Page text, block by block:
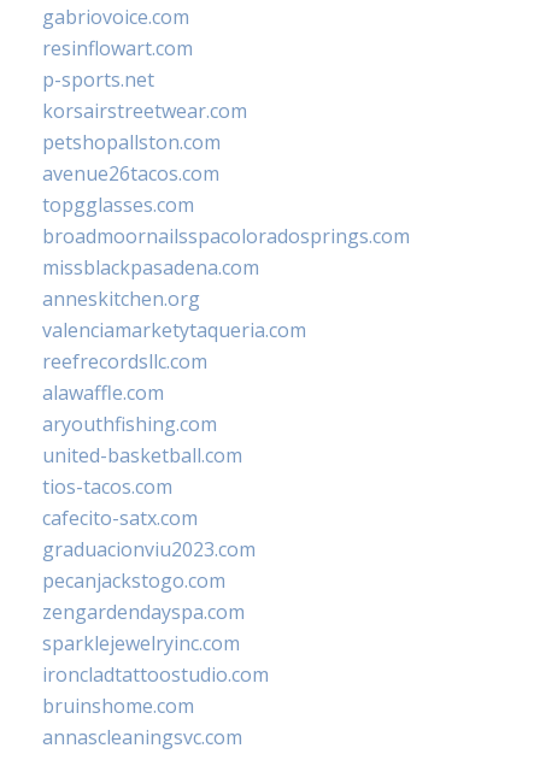
gabriovoice.com
resinflowart.com
p-sports.net
korsairstreetwear.com
petshopallston.com
avenue26tacos.com
topgglasses.com
broadmoornailsspacoloradosprings.com
missblackpasadena.com
anneskitchen.org
valenciamarketytaqueria.com
reefrecordsllc.com
alawaffle.com
aryouthfishing.com
united-basketball.com
tios-tacos.com
cafecito-satx.com
graduacionviu2023.com
pecanjackstogo.com
zengardendayspa.com
sparklejewelryinc.com
ironcladtattoostudio.com
bruinshome.com
annascleaningsvc.com